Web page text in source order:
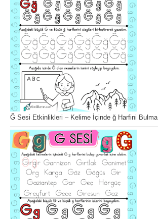
Ğ Sesi Etkinlikleri – Kelime İçinde ğ Harfini Bulma